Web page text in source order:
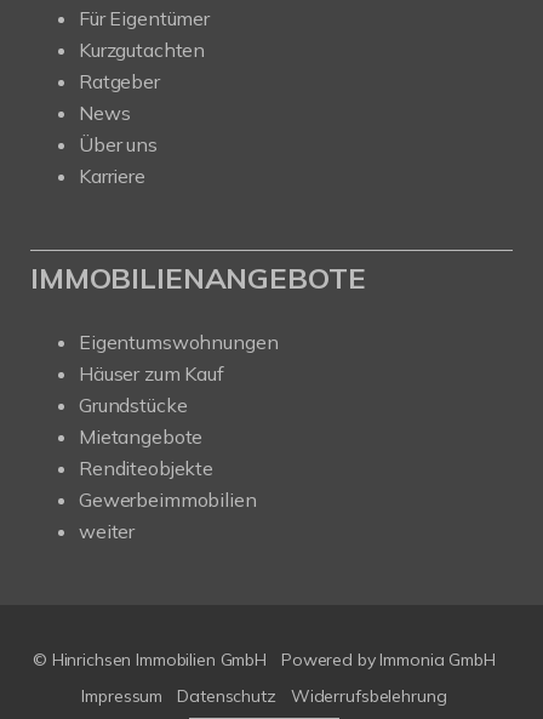
Für Eigentümer
Kurzgutachten
Ratgeber
News
Über uns
Karriere
IMMOBILIENANGEBOTE
Eigentumswohnungen
Häuser zum Kauf
Grundstücke
Mietangebote
Renditeobjekte
Gewerbeimmobilien
weiter
© Hinrichsen Immobilien GmbH Powered by Immonia GmbH
Impressum
Datenschutz Widerrufsbelehrung